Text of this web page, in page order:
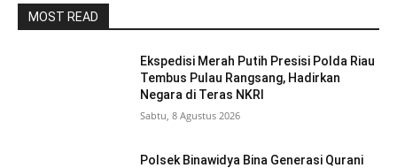
MOST READ
Ekspedisi Merah Putih Presisi Polda Riau
Tembus Pulau Rangsang, Hadirkan
Negara di Teras NKRI
Sabtu, 8 Agustus 2026
Polsek Binawidya Bina Generasi Qurani